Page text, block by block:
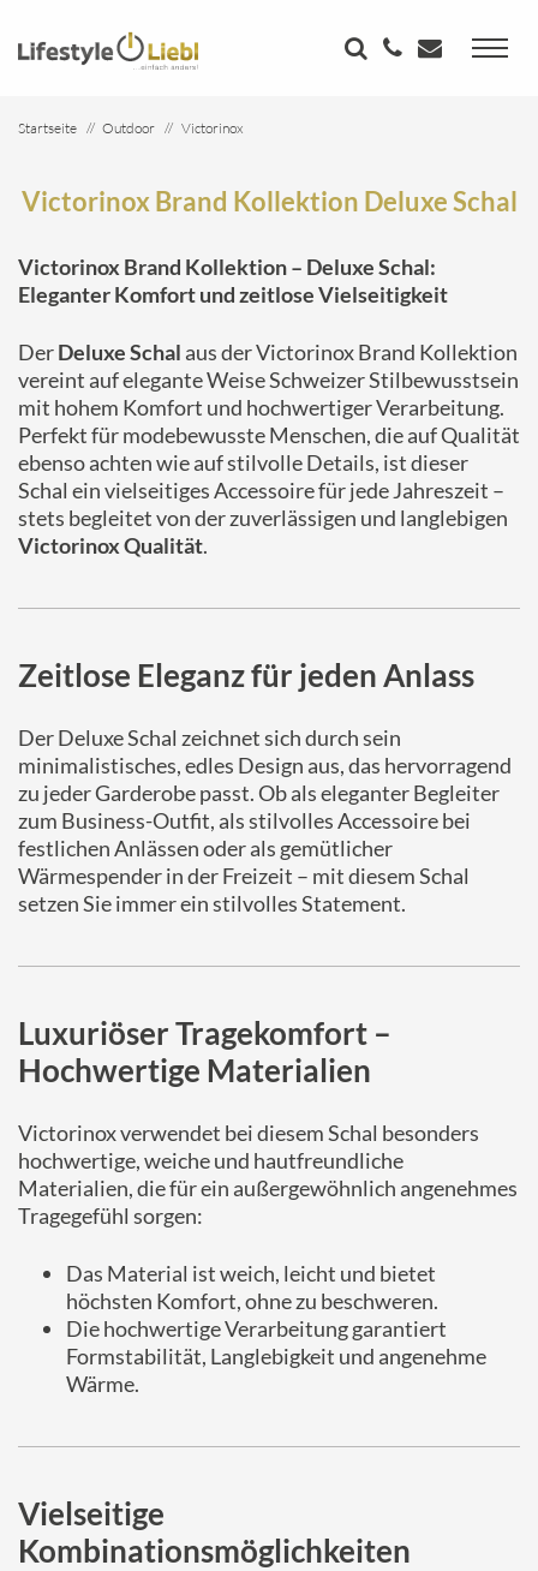
Startseite Outdoor
Victorinox
Victorinox Brand Kollektion Deluxe Schal
Victorinox Brand Kollektion – Deluxe Schal:
Eleganter Komfort und zeitlose Vielseitigkeit
DerDeluxe Schal aus der Victorinox Brand Kollektion
vereint auf elegante Weise Schweizer Stilbewusstsein
mit hohem Komfort und hochwertiger Verarbeitung.
Perfekt für modebewusste Menschen, die auf Qualität
ebenso achten wie auf stilvolle Details, ist dieser
Schal ein vielseitiges Accessoire für jede Jahreszeit –
stets begleitet von der zuverlässigen und langlebigen
Victorinox Qualität.
Zeitlose Eleganz für jeden Anlass
Der Deluxe Schal zeichnet sich durch sein
minimalistisches, edles Design aus, das hervorragend
zu jeder Garderobe passt. Ob als eleganter Begleiter
zum Business-Outfit, als stilvolles Accessoire bei
festlichen Anlässen oder als gemütlicher
Wärmespender in der Freizeit – mit diesem Schal
setzen Sie immer ein stilvolles Statement.
Luxuriöser Tragekomfort –
Hochwertige Materialien
Victorinox verwendet bei diesem Schal besonders
hochwertige, weiche und hautfreundliche
Materialien, die für ein außergewöhnlich angenehmes
Tragegefühl sorgen:
Das Material ist weich, leicht und bietet
höchsten Komfort, ohne zu beschweren.
Die hochwertige Verarbeitung garantiert
Formstabilität, Langlebigkeit und angenehme
Wärme.
Vielseitige
Kombinationsmöglichkeiten